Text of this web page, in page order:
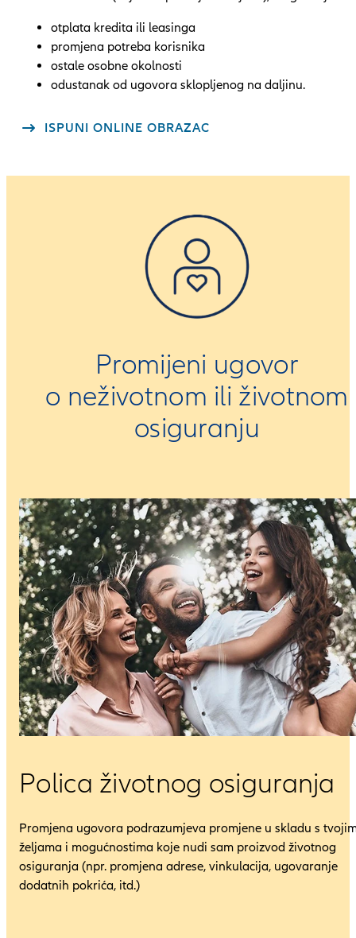
otplata kredita ili leasinga
promjena potreba korisnika
ostale osobne okolnosti
odustanak od ugovora sklopljenog na daljinu.
ISPUNI ONLINE OBRAZAC
Promijeni ugovor
o neživotnom ili životnom
osiguranju
Polica životnog osiguranja
Promjena ugovora podrazumjeva promjene u skladu s
željama i mogućnostima koje nudi sam proizvod životnog
osiguranja (npr. promjena adrese, vinkulacija, ugovaranje
dodatnih pokrića, itd.)